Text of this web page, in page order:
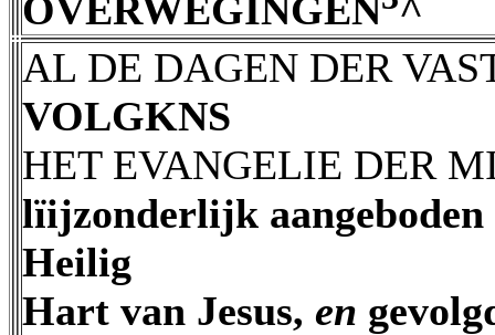
OVERWEGINGEN ^
AL DE DAGEN DER
VOLGKNS
HET EVANGELIE DER
lïijzonderlijk
Heilig
Hart van Jesus, en